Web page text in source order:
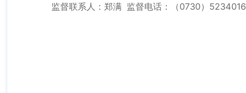
监督联系人：郑满 监督电话：（0730）5234016